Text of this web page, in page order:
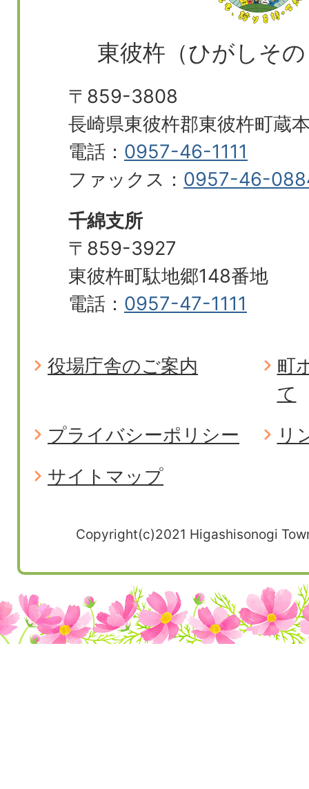
東彼杵（ひがしそ
〒859-3808
長崎県東彼杵郡東彼杵町蔵
電話： 0957-46-1111
ファックス： 0957-46-
千綿支所
〒859-3927
東彼杵町駄地郷148番地
電話： 0957-47-1111
役場庁舎のご案内
町
て
プライバシーポリシー
リ
サイトマップ
Copyright(c)2021 Higashisonogi